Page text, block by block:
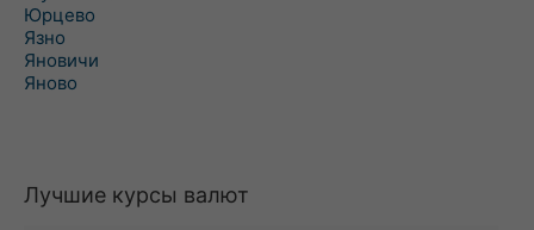
Юрцево
Язно
Яновичи
Яново
Лучшие курсы валют